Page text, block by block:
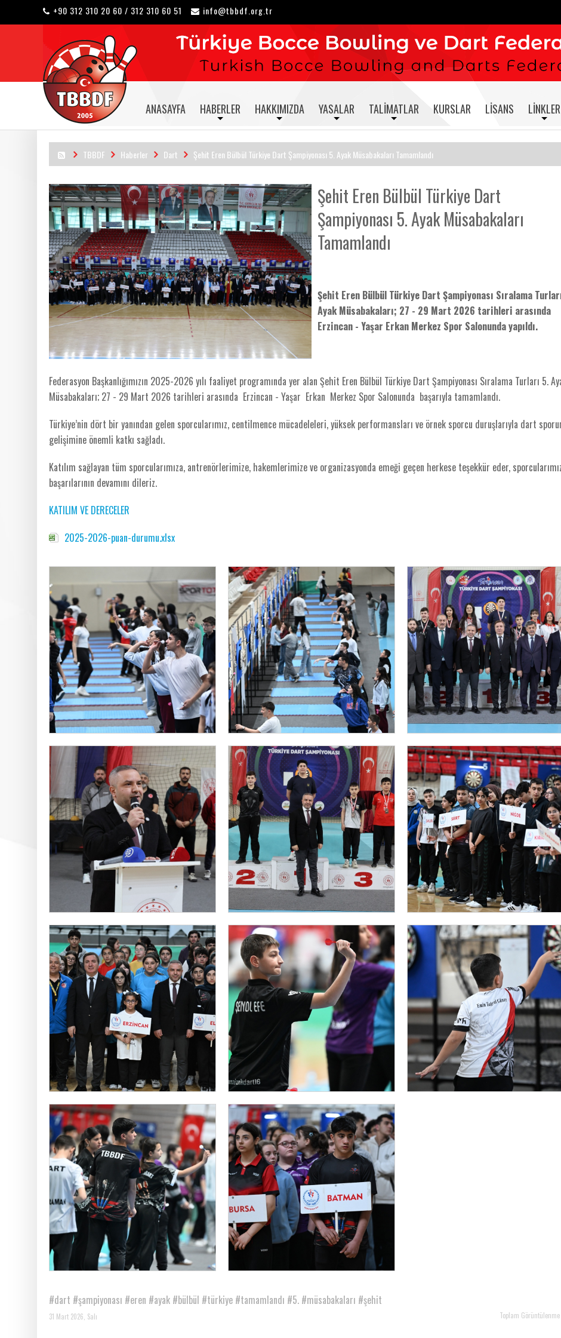
+90 312 310 20 60 / 312 310 60 51 info@tbbdf.org.tr
ANASAYFA HABERLER HAKKIMIZDA YASALAR TALIMATLAR KURSLAR LISANS LINKLER
TBBDF Haberler Dart Şehit Eren Bülbül Türkiye Dart Şampiyonası 5. Ayak Müsabakaları Tamamlandı
Şehit Eren Bülbül Türkiye Dart
Şampiyonası 5. Ayak Müsabakaları
Tamamlandı
Şehit Eren Bülbül Türkiye Dart Şampiyonası Sıralama
Ayak Müsabakaları; 27 - 29 Mart 2026 tarihleri arasında
Erzincan - Yaşar Erkan Merkez Spor Salonunda yapıldı.
Federasyon Başkanlığımızın 2025-2026 yılı faaliyet programında yer alan Şehit Eren Bülbül Türkiye Dart Şampiyonası Sıralama Turları 5.
Müsabakaları; 27 - 29 Mart 2026 tarihleri arasında Erzincan - Yaşar Erkan Merkez Spor Salonunda başarıyla tamamlandı.
Türkiye’nin dört bir yanından gelen sporcularımız, centilmence mücadeleleri, yüksek performansları ve örnek sporcu duruşlarıyla dart
gelişimine önemli katkı sağladı.
Katılım sağlayan tüm sporcularımıza, antrenörlerimize, hakemlerimize ve organizasyonda emeği geçen herkese teşekkür eder,
başarılarının devamını dileriz.
KATILIM VE DERECELER
2025-2026-puan-durumu.xlsx
#dart #şampiyonası #eren #ayak #bülbül #türkiye #tamamlandı #5. #müsabakaları #şehit
Toplam Görüntülenme
31 Mart 2026, Salı